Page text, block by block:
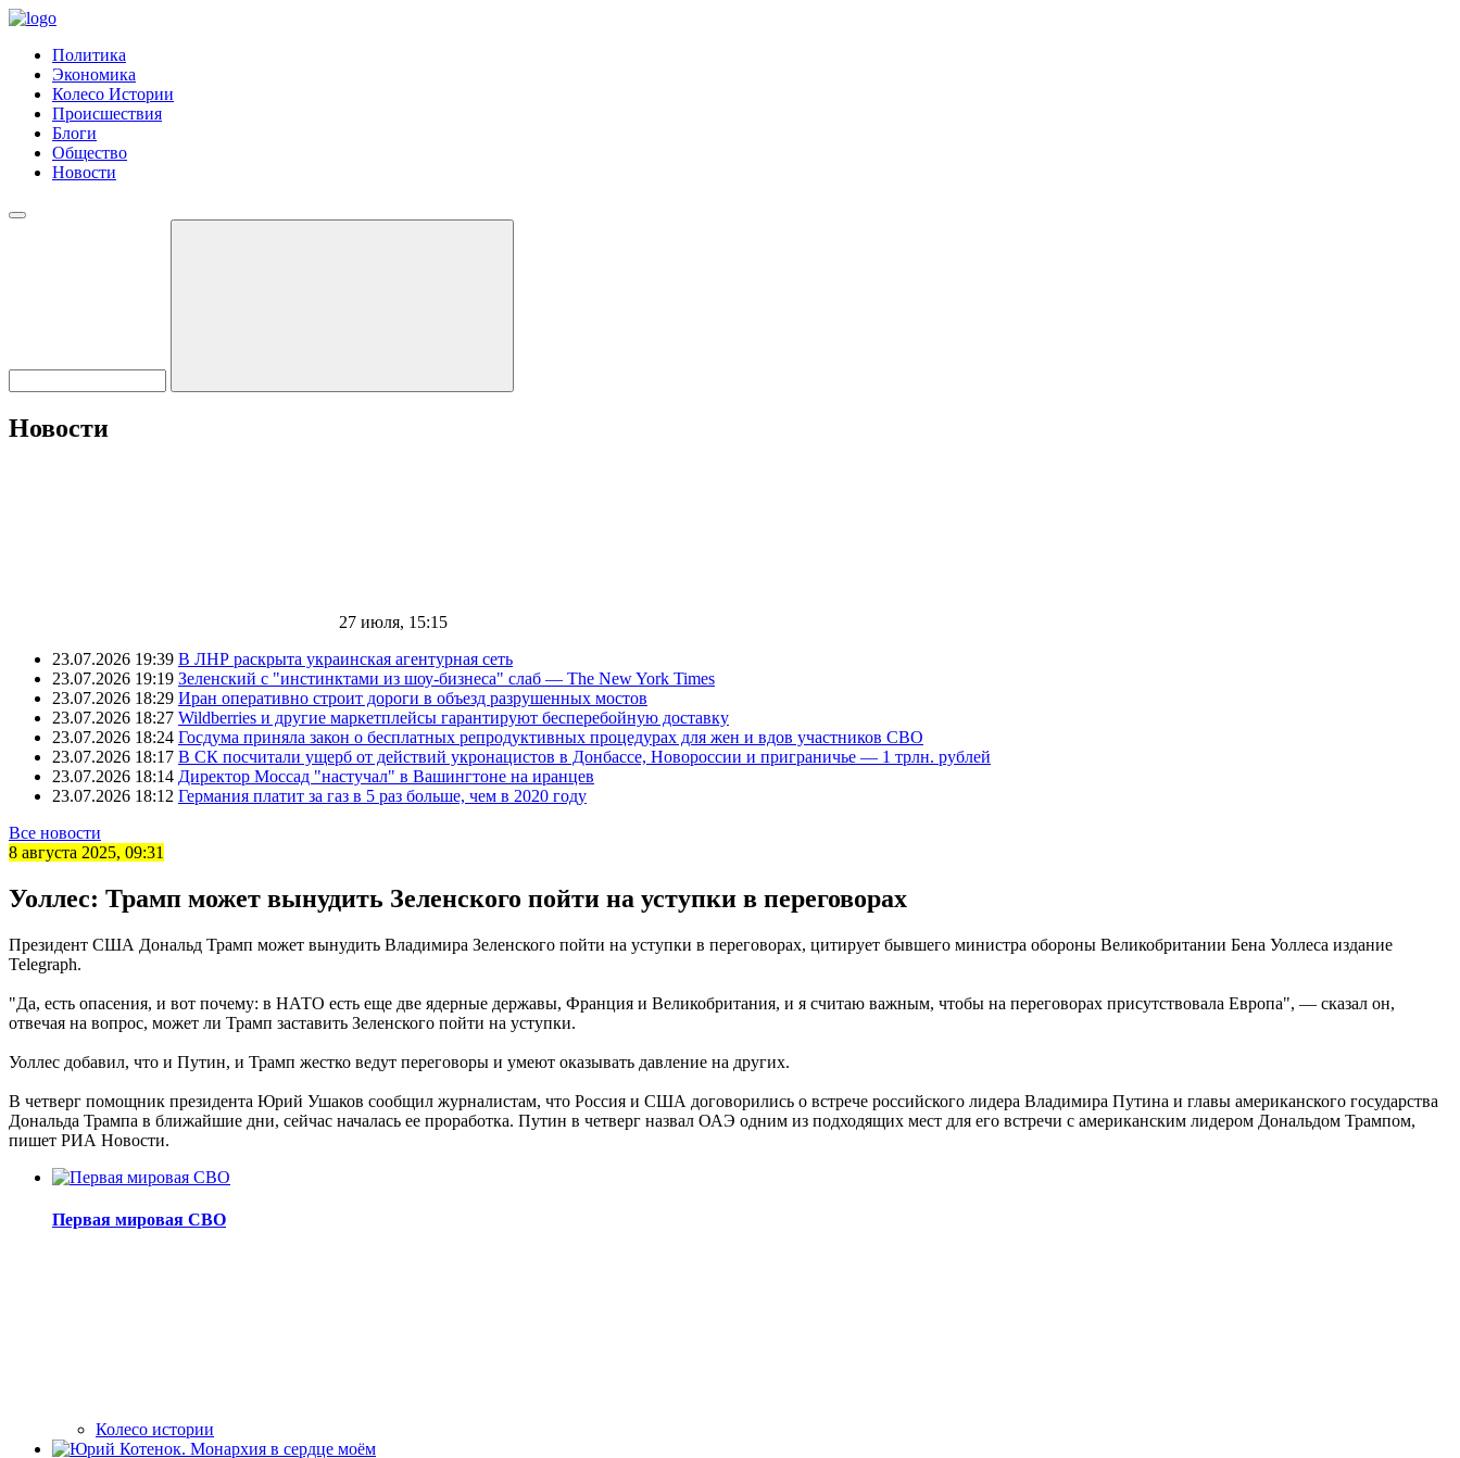
Политика
Экономика
Колесо Истории
Происшествия
Блоги
Общество
Новости
Новости
27 июля, 15:15
23.07.2026 19:39 В ЛНР раскрыта украинская агентурная сеть
23.07.2026 19:19 Зеленский с "инстинктами из шоу-бизнеса" слаб — The New York Times
23.07.2026 18:29 Иран оперативно строит дороги в объезд разрушенных мостов
23.07.2026 18:27 Wildberries и другие маркетплейсы гарантируют бесперебойную доставку
23.07.2026 18:24 Госдума приняла закон о бесплатных репродуктивных процедурах для жен и вдов участников СВО
23.07.2026 18:17 В СК посчитали ущерб от действий укронацистов в Донбассе, Новороссии и приграничье — 1 трлн. рублей
23.07.2026 18:14 Директор Моссад "настучал" в Вашингтоне на иранцев
23.07.2026 18:12 Германия платит за газ в 5 раз больше, чем в 2020 году
Все новости
8 августа 2025, 09:31
Уоллес: Трамп может вынудить Зеленского пойти на уступки в переговорах
Президент США Дональд Трамп может вынудить Владимира Зеленского пойти на уступки в переговорах, цитирует бывшего министра обороны Великобритании Бена Уоллеса издание
Telegraph.
"Да, есть опасения, и вот почему: в НАТО есть еще две ядерные державы, Франция и Великобритания, и я считаю важным, чтобы на переговорах присутствовала Европа", — сказал он,
отвечая на вопрос, может ли Трамп заставить Зеленского пойти на уступки.
Уоллес добавил, что и Путин, и Трамп жестко ведут переговоры и умеют оказывать давление на других.
В четверг помощник президента Юрий Ушаков сообщил журналистам, что Россия и США договорились о встрече российского лидера Владимира Путина и главы американского государства
Дональда Трампа в ближайшие дни, сейчас началась ее проработка. Путин в четверг назвал ОАЭ одним из подходящих мест для его встречи с американским лидером Дональдом Трампом,
пишет РИА Новости.
Первая мировая СВО
Колесо истории